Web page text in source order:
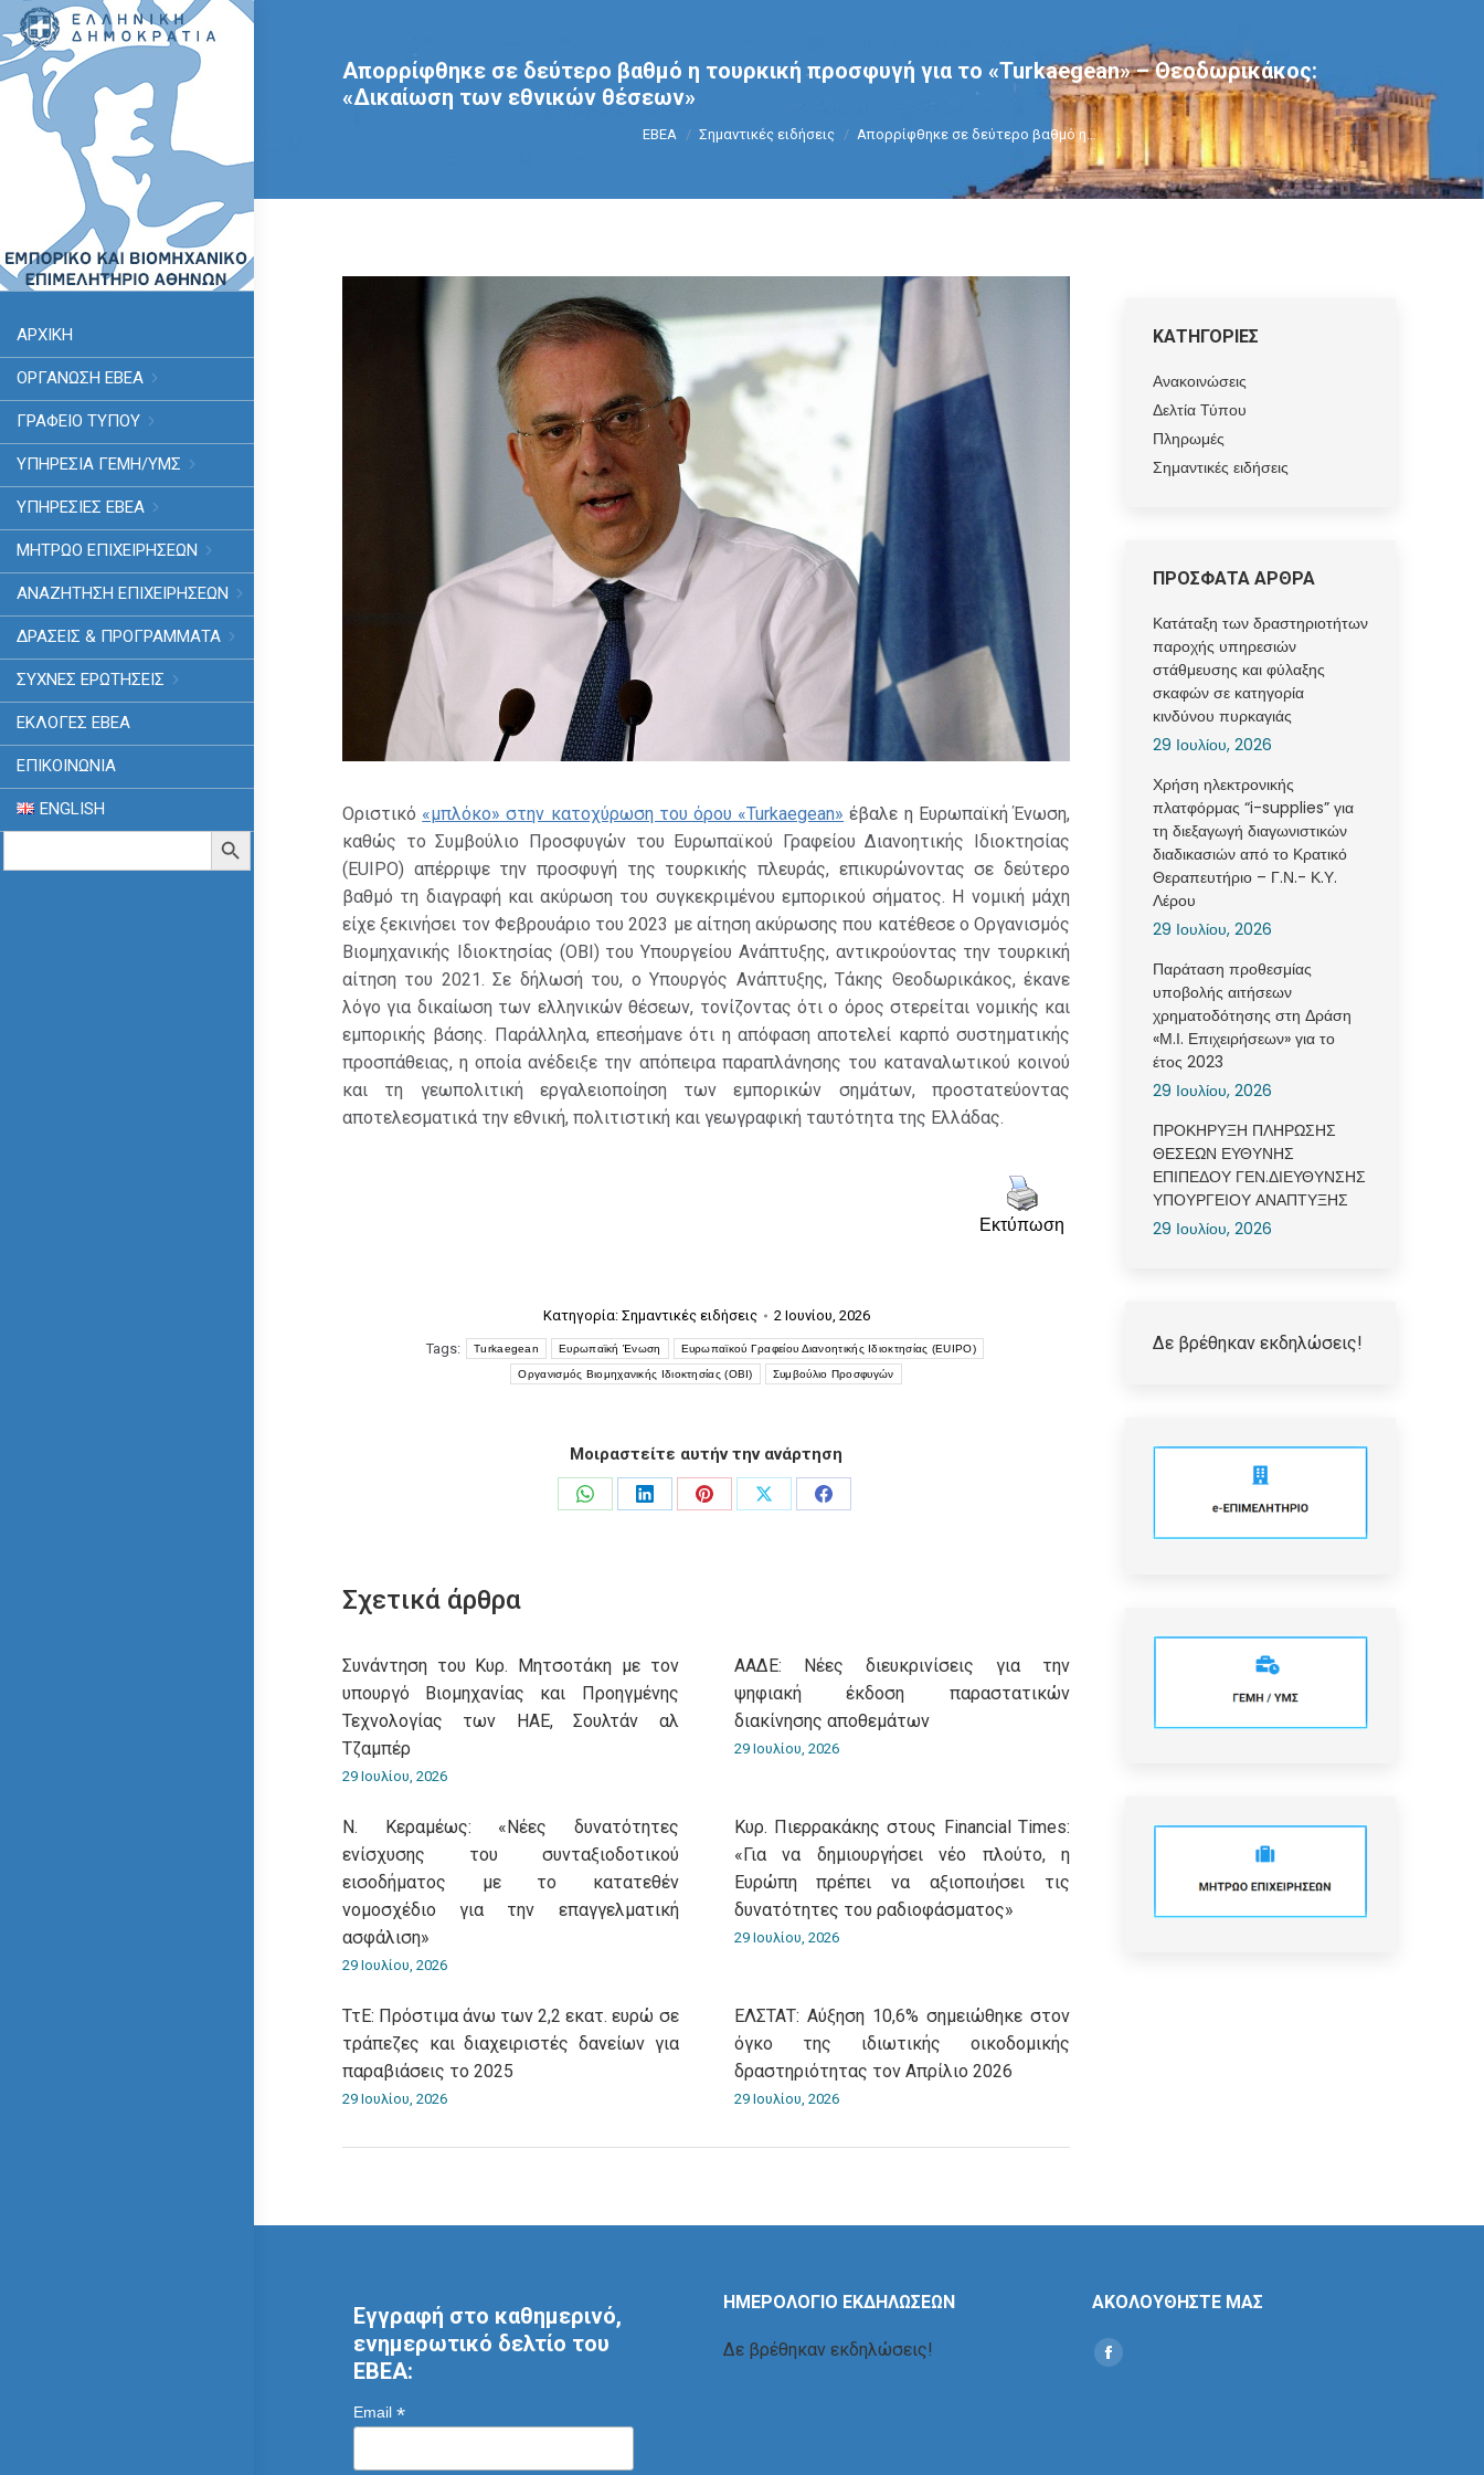
ΑΡΧΙΚΗ
ΟΡΓΑΝΩΣΗ ΕΒΕΑ
ΓΡΑΦΕΙΟ ΤΥΠΟΥ
ΥΠΗΡΕΣΊΑ ΓΕΜΗ/ΥΜΣ
ΥΠΗΡΕΣΙΕΣ ΕΒΕΑ
ΜΗΤΡΩΟ ΕΠΙΧΕΙΡΗΣΕΩΝ
ΑΝΑΖΗΤΗΣΗ ΕΠΙΧΕΙΡΗΣΕΩΝ
ΔΡΑΣΕΙΣ & ΠΡΟΓΡΑΜΜΑΤΑ
ΣΥΧΝΕΣ ΕΡΩΤΗΣΕΙΣ
ΕΚΛΟΓΈΣ ΕΒΕΑ
ΕΠΙΚΟΙΝΩΝΙΑ
ENGLISH
Search
Search Button
Απορρίφθηκε σε δεύτερο βαθμό η τουρκική προσφυγή για το «Turkaegean» – Θεοδωρικάκος:
«Δικαίωση των εθνικών θέσεων»
You are here:
ΕΒΕΑ Σημαντικές ειδήσεις Απορρίφθηκε σε δεύτερο βαθμό η…
Οριστικό «μπλόκο» στην κατοχύρωση του όρου «Turkaegean» έβαλε η Ευρωπαϊκή Ένωση,
καθώς το Συμβούλιο Προσφυγών του Ευρωπαϊκού Γραφείου Διανοητικής Ιδιοκτησίας
(EUIPO) απέρριψε την προσφυγή της τουρκικής πλευράς, επικυρώνοντας σε δεύτερο
βαθμό τη διαγραφή και ακύρωση του συγκεκριμένου εμπορικού σήματος. Η νομική μάχη
είχε ξεκινήσει τον Φεβρουάριο του 2023 με αίτηση ακύρωσης που κατέθεσε ο Οργανισμός
Βιομηχανικής Ιδιοκτησίας (ΟΒΙ) του Υπουργείου Ανάπτυξης, αντικρούοντας την τουρκική
αίτηση του 2021. Σε δήλωσή του, ο Υπουργός Ανάπτυξης, Τάκης Θεοδωρικάκος, έκανε
λόγο για δικαίωση των ελληνικών θέσεων, τονίζοντας ότι ο όρος στερείται νομικής και
εμπορικής βάσης. Παράλληλα, επεσήμανε ότι η απόφαση αποτελεί καρπό συστηματικής
προσπάθειας, η οποία ανέδειξε την απόπειρα παραπλάνησης του καταναλωτικού κοινού
και τη γεωπολιτική εργαλειοποίηση των εμπορικών σημάτων, προστατεύοντας
αποτελεσματικά την εθνική, πολιτιστική και γεωγραφική ταυτότητα της Ελλάδας.
Εκτύπωση
Κατηγορία: Σημαντικές ειδήσεις
2 Ιουνίου, 2026
Tags:
Turkaegean Ευρωπαϊκή Ένωση Ευρωπαϊκού Γραφείου Διανοητικής Ιδιοκτησίας (EUIPO)
Οργανισμός Βιομηχανικής Ιδιοκτησίας (ΟΒΙ) Συμβούλιο Προσφυγών
Μοιραστείτε αυτήν την ανάρτηση
Share
Share
Share
Share
Share
Σχετικά άρθρα
Συνάντηση του Κυρ. Μητσοτάκη με τον
υπουργό Βιομηχανίας και Προηγμένης
Τεχνολογίας των ΗΑΕ, Σουλτάν αλ
Τζαμπέρ
29 Ιουλίου, 2026
ΑΑΔΕ: Νέες διευκρινίσεις για την
ψηφιακή έκδοση παραστατικών
διακίνησης αποθεμάτων
29 Ιουλίου, 2026
Ν. Κεραμέως: «Νέες δυνατότητες
ενίσχυσης του συνταξιοδοτικού
εισοδήματος με το κατατεθέν
νομοσχέδιο για την επαγγελματική
ασφάλιση»
29 Ιουλίου, 2026
Κυρ. Πιερρακάκης στους Financial Times:
«Για να δημιουργήσει νέο πλούτο, η
Ευρώπη πρέπει να αξιοποιήσει τις
δυνατότητες του ραδιοφάσματος»
29 Ιουλίου, 2026
ΤτΕ: Πρόστιμα άνω των 2,2 εκατ. ευρώ σε
τράπεζες και διαχειριστές δανείων για
παραβιάσεις το 2025
29 Ιουλίου, 2026
ΕΛΣΤΑΤ: Αύξηση 10,6% σημειώθηκε στον
όγκο της ιδιωτικής οικοδομικής
δραστηριότητας τον Απρίλιο 2026
29 Ιουλίου, 2026
ΚΑΤΗΓΟΡΙΕΣ
Ανακοινώσεις
Δελτία Τύπου
Πληρωμές
Σημαντικές ειδήσεις
ΠΡΟΣΦΑΤΑ ΑΡΘΡΑ
Κατάταξη των δραστηριοτήτων
παροχής υπηρεσιών
στάθμευσης και φύλαξης
σκαφών σε κατηγορία
κινδύνου πυρκαγιάς
29 Ιουλίου, 2026
Χρήση ηλεκτρονικής
πλατφόρμας “i-supplies” για
τη διεξαγωγή διαγωνιστικών
διαδικασιών από το Κρατικό
Θεραπευτήριο – Γ.Ν.- Κ.Υ.
Λέρου
29 Ιουλίου, 2026
Παράταση προθεσμίας
υποβολής αιτήσεων
χρηματοδότησης στη Δράση
«Μ.Ι. Επιχειρήσεων» για το
έτος 2023
29 Ιουλίου, 2026
ΠΡΟΚΗΡΥΞΗ ΠΛΗΡΩΣΗΣ
ΘΕΣΕΩΝ ΕΥΘΥΝΗΣ
ΕΠΙΠΕΔΟΥ ΓΕΝ.ΔΙΕΥΘΥΝΣΗΣ
ΥΠΟΥΡΓΕΙΟΥ ΑΝΑΠΤΥΞΗΣ
29 Ιουλίου, 2026
Δε βρέθηκαν εκδηλώσεις!
Εγγραφή στο καθημερινό,
ενημερωτικό δελτίο του
ΕΒΕΑ:
Email *
ΗΜΕΡΟΛΟΓΙΟ ΕΚΔΗΛΩΣΕΩΝ
Δε βρέθηκαν εκδηλώσεις!
ΑΚΟΛΟΥΘΗΣΤΕ ΜΑΣ
Find us on:
Social